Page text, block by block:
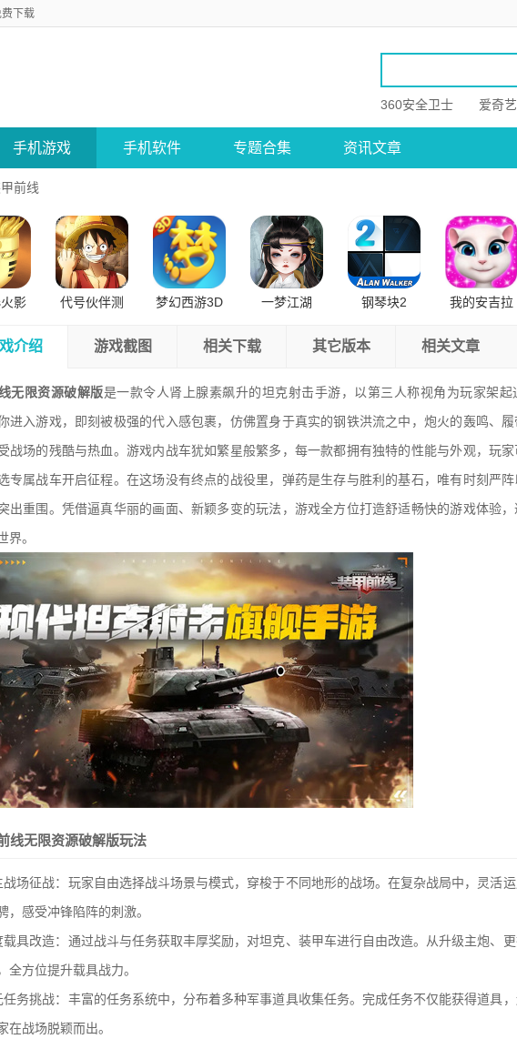
下载
360安全卫士 爱奇艺
手机游戏 手机软件 专题合集 资讯文章
前线
影
代号伙伴测
梦幻西游3D
一梦江湖 钢琴块2 我的安吉拉
介绍 游戏截图 相关下载 其它版本 相关文章
无限资源破解版是一款令人肾上腺素飙升的坦克射击手游，以第三人称视角为玩家架
进入游戏，即刻被极强的代入感包裹，仿佛置身于真实的钢铁洪流之中，炮火的轰鸣、履
战场的残酷与热血。游戏内战车犹如繁星般繁多，每一款都拥有独特的性能与外观，玩家
专属战车开启征程。在这场没有终点的战役里，弹药是生存与胜利的基石，唯有时刻严
出重围。凭借逼真华丽的画面、新颖多变的玩法，游戏全方位打造舒适畅快的游戏体验
界。
线无限资源破解版玩法
战场征战：玩家自由选择战斗场景与模式，穿梭于不同地形的战场。在复杂战局中，灵活
，感受冲锋陷阵的刺激。
载具改造：通过战斗与任务获取丰厚奖励，对坦克、装甲车进行自由改造。从升级主炮、
全方位提升载具战力。
任务挑战：丰富的任务系统中，分布着多种军事道具收集任务。完成任务不仅能获得道具，
在战场脱颖而出。